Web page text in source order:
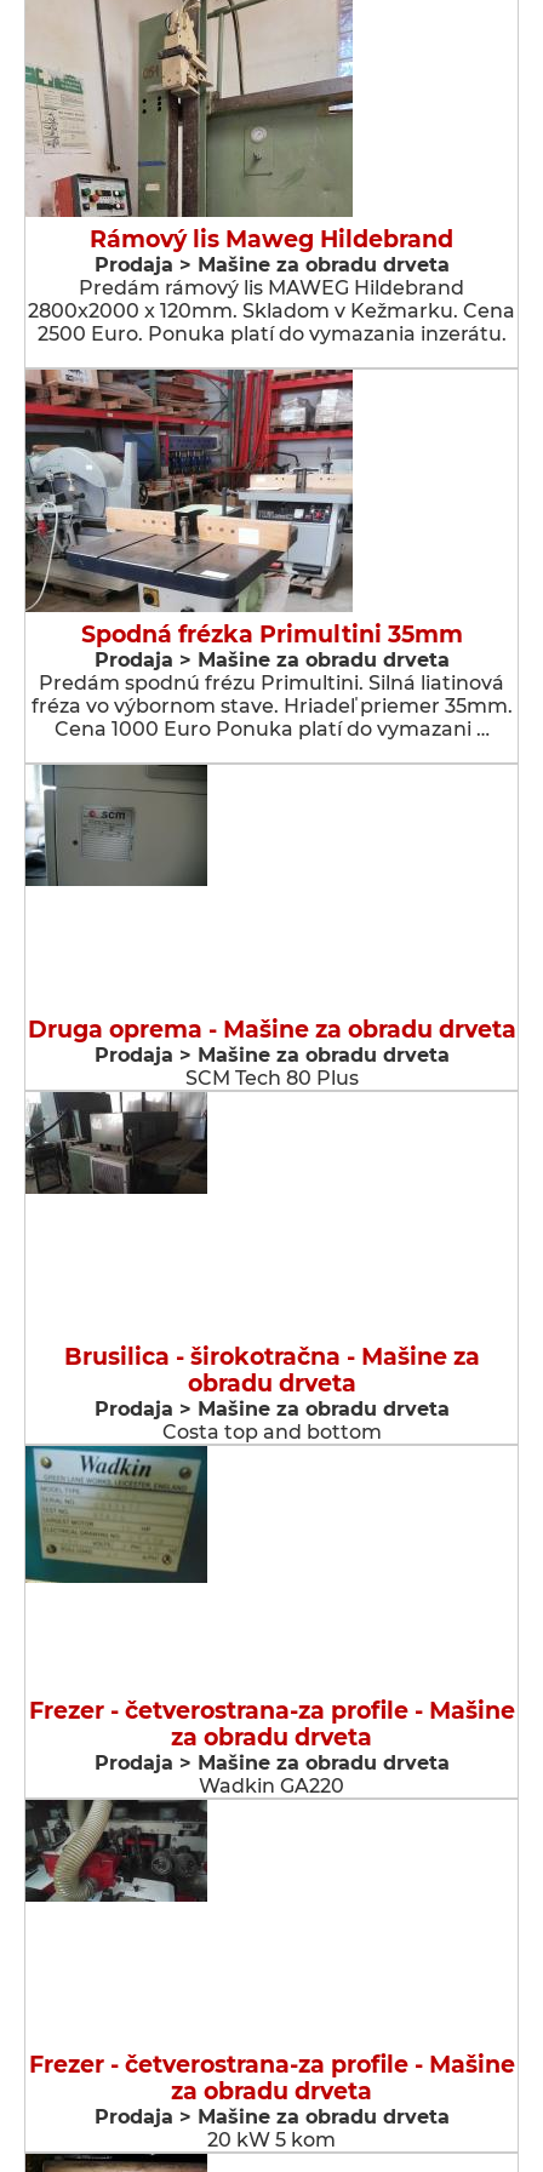
Rámový lis Maweg Hildebrand
Prodaja > Мašine za obradu drveta
Predám rámový lis MAWEG Hildebrand
2800x2000 x 120mm. Skladom v Kežmarku. Cena
2500 Euro. Ponuka platí do vymazania inzerátu.
Spodná frézka Primultini 35mm
Prodaja > Мašine za obradu drveta
Predám spodnú frézu Primultini. Silná liatinová
fréza vo výbornom stave. Hriadeľ priemer 35mm.
Cena 1000 Euro Ponuka platí do vymazani …
Druga oprema - Мašine za obradu drveta
Prodaja > Мašine za obradu drveta
SCM Tech 80 Plus
Brusilica - širokotračna - Мašine za
obradu drveta
Prodaja > Мašine za obradu drveta
Costa top and bottom
Frezer - četverostrana-za profile - Мašine
za obradu drveta
Prodaja > Мašine za obradu drveta
Wadkin GA220
Frezer - četverostrana-za profile - Мašine
za obradu drveta
Prodaja > Мašine za obradu drveta
20 kW 5 kom